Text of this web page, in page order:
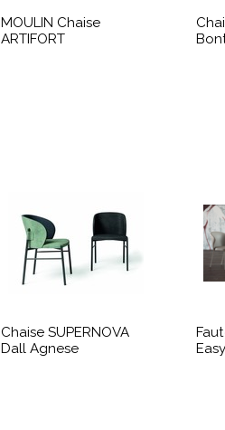
MOULIN Chaise
ARTIFORT
Chaise SUPERNOVA
Dall Agnese